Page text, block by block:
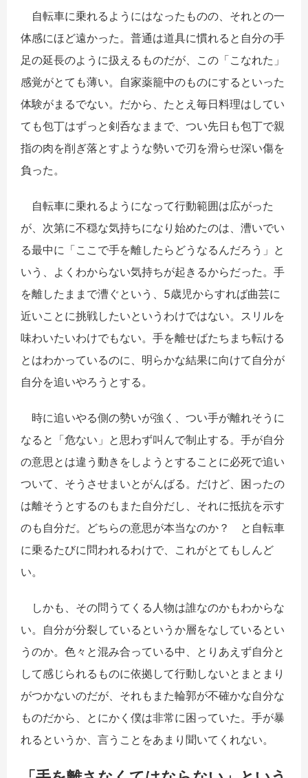
自転車に乗れるようにはなったものの、それとの一
体感にほど遠かった。普通は道具に慣れると自分の手
足の延長のように扱えるものだが、この「こなれた」
感覚がとても薄い。自家薬籠中のものにするといった
体験がまるでない。だから、たとえ毎日料理はしてい
ても包丁はずっと剣呑なままで、つい先日も包丁で親
指の肉を削ぎ落とすような勢いで刃を滑らせ深い傷を
負った。
自転車に乗れるようになって行動範囲は広がった
が、次第に不穏な気持ちになり始めたのは、漕いでい
る最中に「ここで手を離したらどうなるんだろう」と
いう、よくわからない気持ちが起きるからだった。手
を離したままで漕ぐという、5歳児からすれば曲芸に
近いことに挑戦したいというわけではない。スリルを
味わいたいわけでもない。手を離せばたちまち転ける
とはわかっているのに、明らかな結果に向けて自分が
自分を追いやろうとする。
時に追いやる側の勢いが強く、つい手が離れそうに
なると「危ない」と思わず叫んで制止する。手が自分
の意思とは違う動きをしようとすることに必死で追い
ついて、そうさせまいとがんばる。だけど、困ったの
は離そうとするのもまた自分だし、それに抵抗を示す
のも自分だ。どちらの意思が本当なのか？ と自転車
に乗るたびに問われるわけで、これがとてもしんど
い。
しかも、その問うてくる人物は誰なのかもわからな
い。自分が分裂しているというか層をなしているとい
うのか。色々と混み合っている中、とりあえず自分と
して感じられるものに依拠して行動しないとまとまり
がつかないのだが、それもまた輪郭が不確かな自分な
ものだから、とにかく僕は非常に困っていた。手が暴
れるというか、言うことをあまり聞いてくれない。